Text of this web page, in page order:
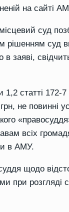
на сайті
суд
суд
заяві,
1,2 статті
не повинні
всіх
в АМУ.
щодо
при розгляді